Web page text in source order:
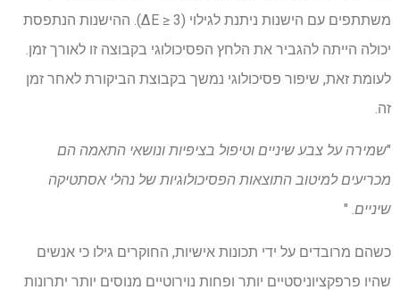
משתתפים עם הישנות ניתנת לגילוי (ΔE ≥ 3). ההישנות הנתפסת
יכולה הייתה להגביר את הלחץ הפסיכולוגי בקבוצה זו לאורך זמן.
לעומת זאת, שיפור פסיכולוגי נמשך בקבוצת הביקורת לאחר זמן
זה.
"שמירה על צבע שיניים וטיפול בציפיות ונושאי התאמה הם
מכריעים למיטוב התוצאות הפסיכולוגיות של נהלי אסתטיקה
שיניים. "
כשהם מרובדים על ידי תכונות אישיות, החוקרים גילו כי אנשים
שהיו פרפקציוניסטיים יותר ופחות נוירוטיים מנוסים יותר יתרונות